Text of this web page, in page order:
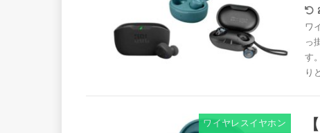
ワ
っ
す
り
ワイヤレスイヤホン